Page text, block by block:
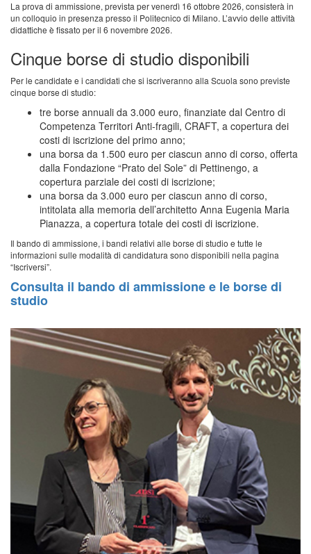
La prova di ammissione, prevista per venerdì 16 ottobre 2026, consisterà in
un colloquio in presenza presso il Politecnico di Milano. L’avvio delle attività
didattiche è fissato per il 6 novembre 2026.
Cinque borse di studio disponibili
Per le candidate e i candidati che si iscriveranno alla Scuola sono previste
cinque borse di studio:
tre borse annuali da 3.000 euro, finanziate dal Centro di
Competenza Territori Anti-fragili, CRAFT, a copertura dei
costi di iscrizione del primo anno;
una borsa da 1.500 euro per ciascun anno di corso, offerta
dalla Fondazione “Prato del Sole” di Pettinengo, a
copertura parziale dei costi di iscrizione;
una borsa da 3.000 euro per ciascun anno di corso,
intitolata alla memoria dell’architetto Anna Eugenia Maria
Pianazza, a copertura totale dei costi di iscrizione.
Il bando di ammissione, i bandi relativi alle borse di studio e tutte le
informazioni sulle modalità di candidatura sono disponibili nella pagina
“Iscriversi”.
Consulta il bando di ammissione e le borse di
studio